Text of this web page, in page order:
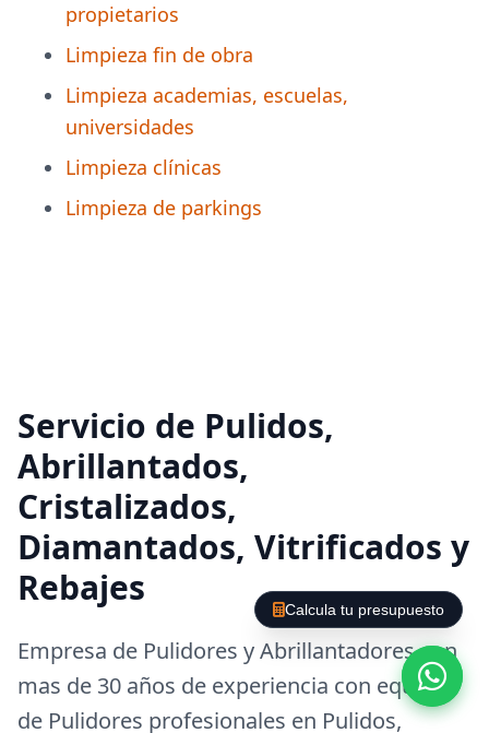
propietarios
Limpieza fin de obra
Limpieza academias, escuelas,
universidades
Limpieza clínicas
Limpieza de parkings
Servicio de Pulidos,
Abrillantados,
Cristalizados,
Diamantados, Vitrificados y
Rebajes
Empresa de Pulidores y Abrillantadores con
mas de 30 años de experiencia con equipos
de Pulidores profesionales en Pulidos,
Calcula tu presupuesto